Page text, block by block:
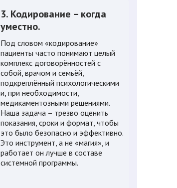
3. Кодирование – когда
уместно.
Под словом «кодирование»
пациенты часто понимают целый
комплекс договорённостей с
собой, врачом и семьёй,
подкреплённый психологическими
и, при необходимости,
медикаментозными решениями.
Наша задача – трезво оценить
показания, сроки и формат, чтобы
это было безопасно и эффективно.
Это инструмент, а не «магия», и
работает он лучше в составе
системной программы.